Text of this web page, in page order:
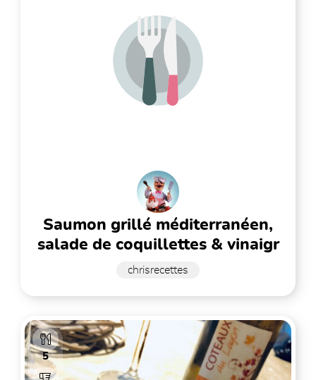
saumon grillé méditerranéen,
salade de coquillettes & vinaigr
chrisrecettes
5